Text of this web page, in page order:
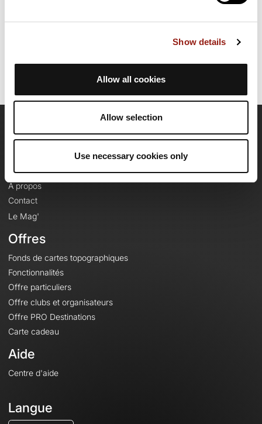
Show details
Allow all cookies
Allow selection
Use necessary cookies only
Date de création du parcours: 15 juillet 2019 à 12:40:53.
OpenRunner
Carrières
À propos
Contact
Le Mag'
Offres
Fonds de cartes topographiques
Fonctionnalités
Offre particuliers
Offre clubs et organisateurs
Offre PRO Destinations
Carte cadeau
Aide
Centre d'aide
Langue